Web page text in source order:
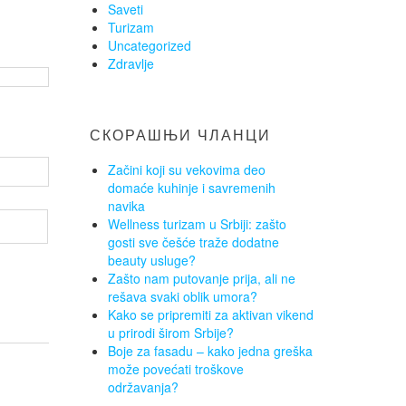
Saveti
Turizam
Uncategorized
Zdravlje
СКОРАШЊИ ЧЛАНЦИ
Začini koji su vekovima deo
domaće kuhinje i savremenih
navika
Wellness turizam u Srbiji: zašto
gosti sve češće traže dodatne
beauty usluge?
Zašto nam putovanje prija, ali ne
rešava svaki oblik umora?
Kako se pripremiti za aktivan vikend
u prirodi širom Srbije?
Boje za fasadu – kako jedna greška
može povećati troškove
održavanja?